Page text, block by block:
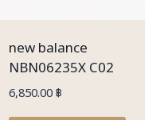
new balance
NBN06235X C02
6,850.00฿